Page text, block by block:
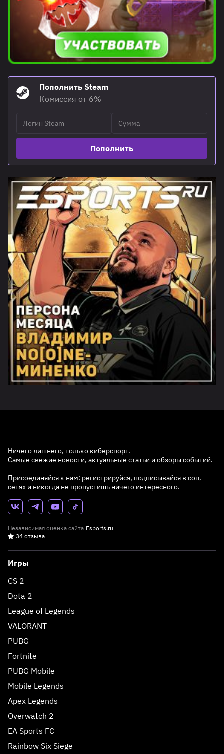
Пополнить Steam
Комиссия от 6%
Пополнить
Ничего лишнего, только киберспорт.
Самые свежие новости, актуальные статьи и обзоры событий.
Присоединяйся к нам: регистрируйся, подписывайся в соц.
сетях и никогда не пропустишь ничего интересного.
Независимая оценка сайта Esports.ru
34 отзыва
Игры
CS 2
Dota 2
League of Legends
VALORANT
PUBG
Fortnite
PUBG Mobile
Mobile Legends
Apex Legends
Overwatch 2
EA Sports FC
Rainbow Six Siege